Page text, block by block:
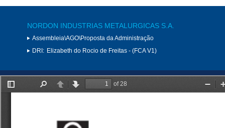
NORDON INDUSTRIAS METALURGICAS S.A.
Assembleia\AGO\Proposta da Administração
DRI: Elizabeth do Rocio de Freitas - (FCA V1)